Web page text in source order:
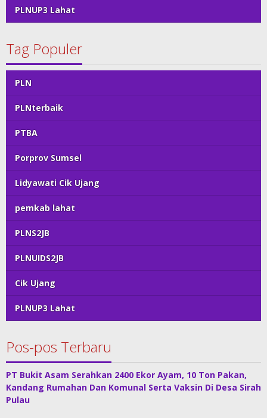
PLNUP3 Lahat
Tag Populer
PLN
PLNterbaik
PTBA
Porprov Sumsel
Lidyawati Cik Ujang
pemkab lahat
PLNS2JB
PLNUIDS2JB
Cik Ujang
PLNUP3 Lahat
Pos-pos Terbaru
PT Bukit Asam Serahkan 2400 Ekor Ayam, 10 Ton Pakan,
Kandang Rumahan Dan Komunal Serta Vaksin Di Desa Sirah
Pulau